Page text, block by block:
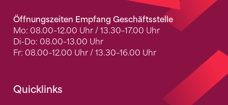
Öffnungszeiten Empfang Geschäftsstelle
Mo: 08.00–12.00 Uhr / 13.30–17.00 Uhr
Di-Do: 08.00–13.00 Uhr
Fr: 08.00–12.00 Uhr / 13.30–16.00 Uhr
Quicklinks